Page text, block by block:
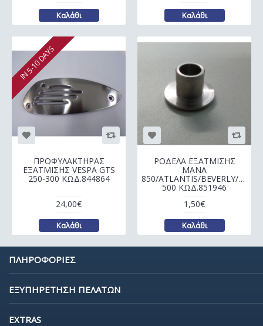
Καλάθι Καλάθι
IN 5-10 DAYS
ΠΡΟΦΥΛΑΚΤΗΡΑΣ
ΕΞΑΤΜΙΣΗΣ VESPA GTS
250-300 ΚΩΔ.844864
24,00€
Καλάθι
ΡΟΔΕΛΑ ΕΞΑΤΜΙΣΗΣ
MANA
850/ATLANTIS/BEVERLY/
500 ΚΩΔ.851946
1,50€
Καλάθι
ΠΛΗΡΟΦΟΡΙΕΣ
ΕΞΥΠΗΡΕΤΗΣΗ ΠΕΛΑΤΩΝ
EXTRAS